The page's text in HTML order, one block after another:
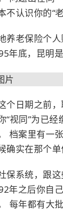
不认识你的“老
养老保险个
年底，昆明
个日期之前
“视同”为已
档案里有一
确实在那个单
保系统，跟
年之后你自
每年都有大